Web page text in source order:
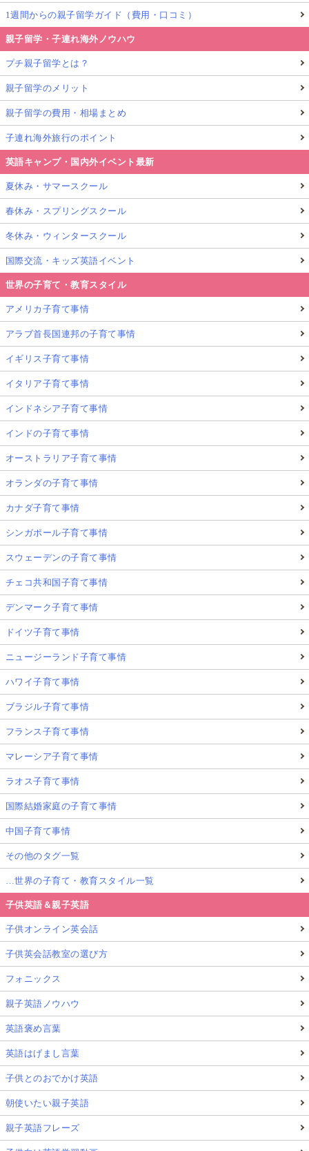
1週間からの親子留学ガイド（費用・口コミ）
親子留学・子連れ海外ノウハウ
プチ親子留学とは？
親子留学のメリット
親子留学の費用・相場まとめ
子連れ海外旅行のポイント
英語キャンプ・国内外イベント最新
夏休み・サマースクール
春休み・スプリングスクール
冬休み・ウィンタースクール
国際交流・キッズ英語イベント
世界の子育て・教育スタイル
アメリカ子育て事情
アラブ首長国連邦の子育て事情
イギリス子育て事情
イタリア子育て事情
インドネシア子育て事情
インドの子育て事情
オーストラリア子育て事情
オランダの子育て事情
カナダ子育て事情
シンガポール子育て事情
スウェーデンの子育て事情
チェコ共和国子育て事情
デンマーク子育て事情
ドイツ子育て事情
ニュージーランド子育て事情
ハワイ子育て事情
ブラジル子育て事情
フランス子育て事情
マレーシア子育て事情
ラオス子育て事情
国際結婚家庭の子育て事情
中国子育て事情
その他のタグ一覧
…世界の子育て・教育スタイル一覧
子供英語＆親子英語
子供オンライン英会話
子供英会話教室の選び方
フォニックス
親子英語ノウハウ
英語褒め言葉
英語はげまし言葉
子供とのおでかけ英語
朝使いたい親子英語
親子英語フレーズ